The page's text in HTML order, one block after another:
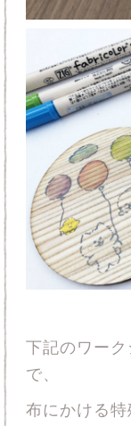
下記のワー
で、
布にかける